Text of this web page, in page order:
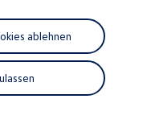
ablehnen